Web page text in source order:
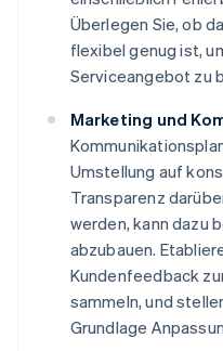
Überlegen Sie, ob
flexibel genug ist,
Serviceangebot zu
Marketing und
Umstellung auf
Transparenz
werden, kann dazu
abzubauen.
Kundenfeedback
sammeln, und
Grundlage